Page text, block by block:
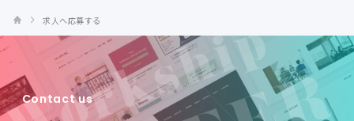
求人へ応募する
Contact us